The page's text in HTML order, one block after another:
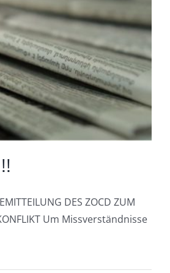
DES ZOCD ZUM
Um Missverständnisse